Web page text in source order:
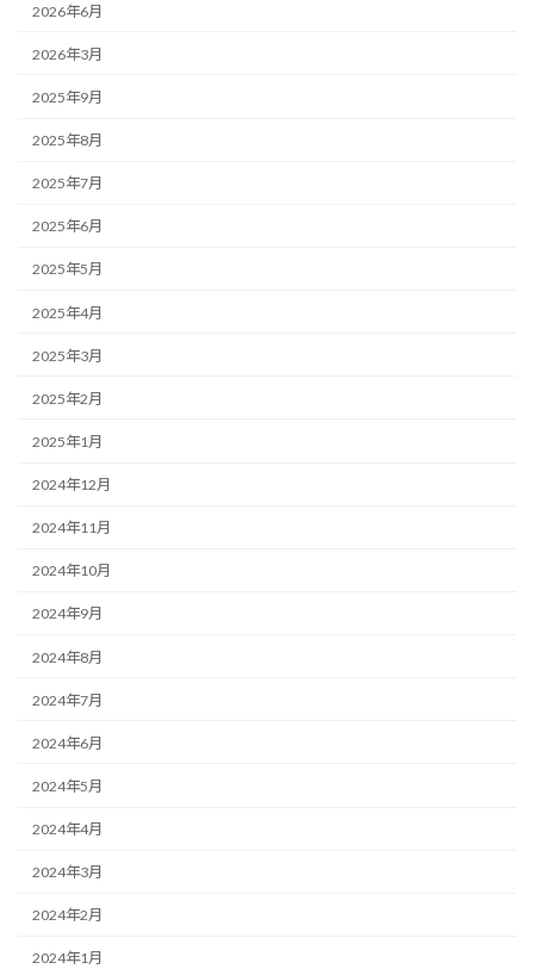
2026年6月
2026年3月
2025年9月
2025年8月
2025年7月
2025年6月
2025年5月
2025年4月
2025年3月
2025年2月
2025年1月
2024年12月
2024年11月
2024年10月
2024年9月
2024年8月
2024年7月
2024年6月
2024年5月
2024年4月
2024年3月
2024年2月
2024年1月